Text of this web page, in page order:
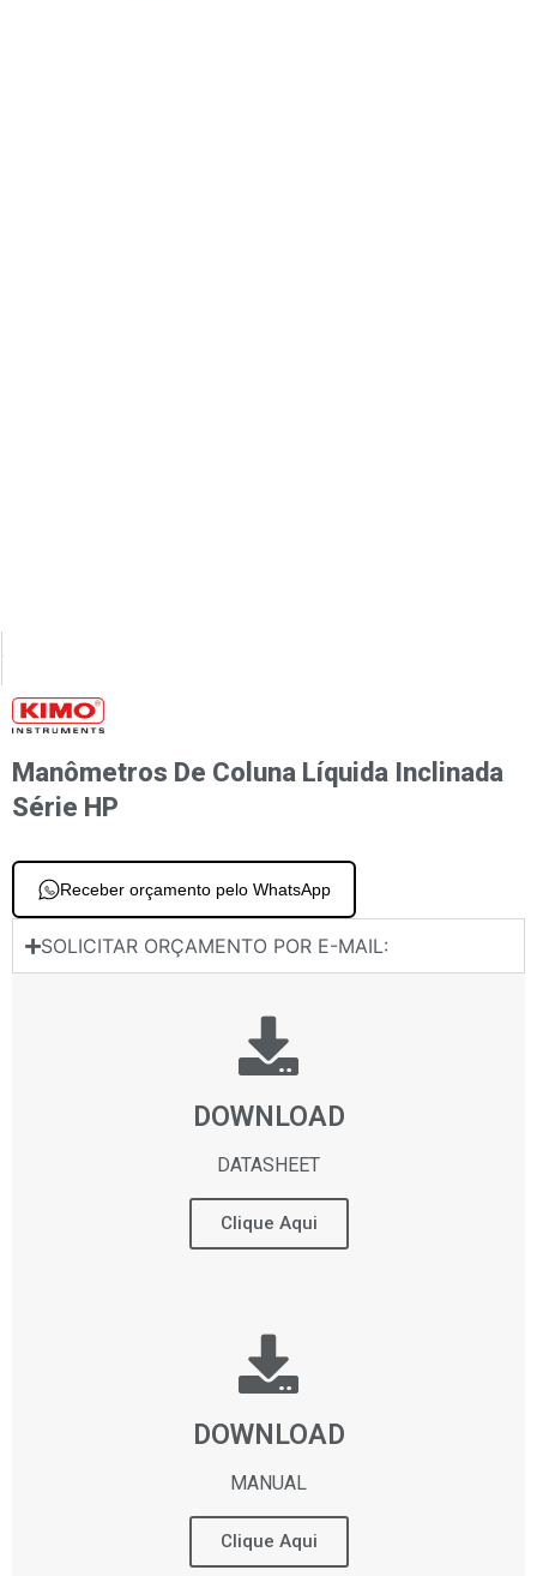
Manômetros De Coluna Líquida Inclinada
Série HP
Receber orçamento pelo WhatsApp
SOLICITAR ORÇAMENTO POR E-MAIL:
DOWNLOAD
DATASHEET
Clique Aqui
DOWNLOAD
MANUAL
Clique Aqui